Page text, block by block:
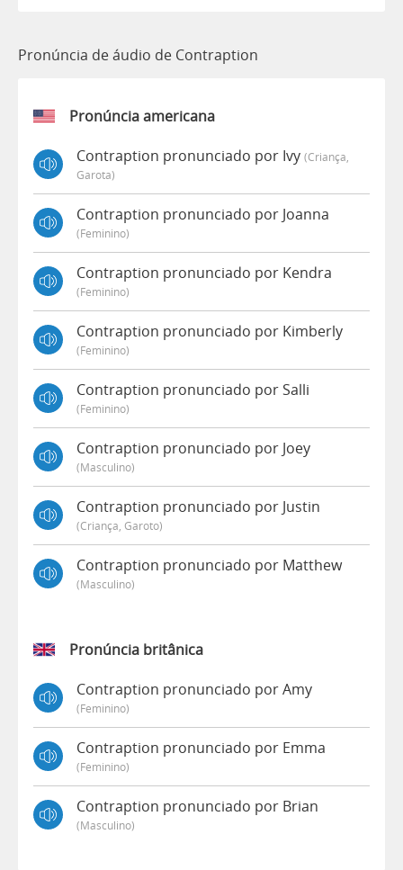
Pronúncia de áudio de Contraption
Pronúncia americana
Contraption pronunciado por Ivy (criança,
Garota)
Contraption pronunciado por Joanna
(feminino)
Contraption pronunciado por Kendra
(feminino)
Contraption pronunciado por Kimberly
(feminino)
Contraption pronunciado por Salli
(feminino)
Contraption pronunciado por Joey
(masculino)
Contraption pronunciado por Justin
(criança, Garoto)
Contraption pronunciado por Matthew
(masculino)
Pronúncia britânica
Contraption pronunciado por Amy
(feminino)
Contraption pronunciado por Emma
(feminino)
Contraption pronunciado por Brian
(masculino)